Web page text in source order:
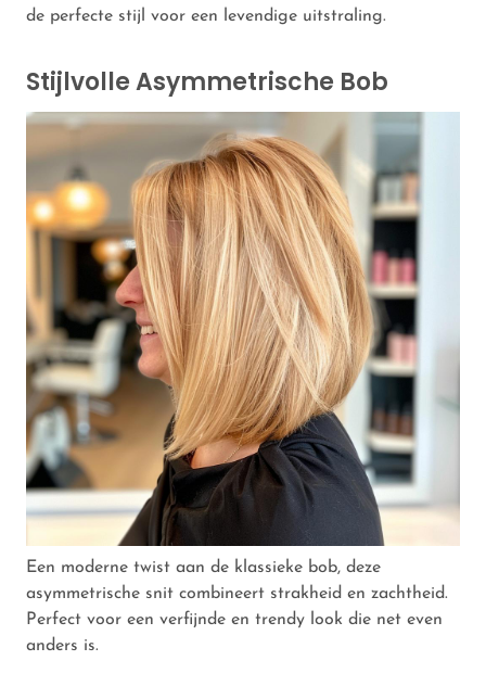
de perfecte stijl voor een levendige uitstraling.
Stijlvolle Asymmetrische Bob
Een moderne twist aan de klassieke bob, deze
asymmetrische snit combineert strakheid en zachtheid.
Perfect voor een verfijnde en trendy look die net even
anders is.